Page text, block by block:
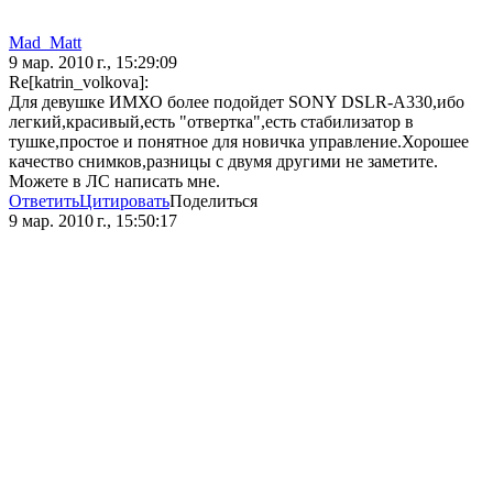
Mad_Matt
9 мар. 2010 г., 15:29:09
Re[katrin_volkova]:
Для девушке ИМХО более подойдет SONY DSLR-A330,ибо
легкий,красивый,есть "отвертка",есть стабилизатор в
тушке,простое и понятное для новичка управление.Хорошее
качество снимков,разницы с двумя другими не заметите.
Можете в ЛС написать мне.
ОтветитьЦитироватьПоделиться
9 мар. 2010 г., 15:50:17